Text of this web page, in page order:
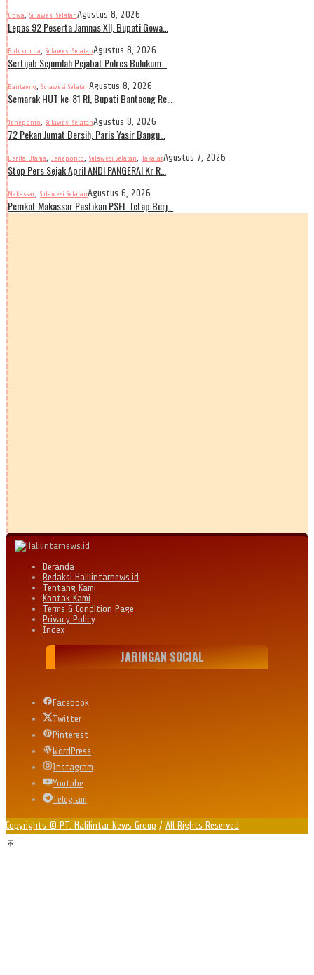
Gowa, Sulawesi SelatanAgustus 8, 2026
Lepas 92 Peserta Jamnas XII, Bupati Gowa…
Bulukumba, Sulawesi SelatanAgustus 8, 2026
Sertijab Sejumlah Pejabat Polres Bulukum…
Bantaeng, Sulawesi SelatanAgustus 8, 2026
Semarak HUT ke-81 RI, Bupati Bantaeng Re…
Jeneponto, Sulawesi SelatanAgustus 8, 2026
72 Pekan Jumat Bersih, Paris Yasir Bangu…
Berita Utama, Jeneponto, Sulawesi Selatan, TakalarAgustus 7, 2026
Stop Pers Sejak April ANDI PANGERAI Kr R…
Makassar, Sulawesi SelatanAgustus 6, 2026
Pemkot Makassar Pastikan PSEL Tetap Berj…
Beranda
Redaksi Halilintarnews.id
Tentang Kami
Kontak Kami
Terms & Condition Page
Privacy Policy
Index
JARINGAN SOCIAL
Facebook
Twitter
Pinterest
WordPress
Instagram
Youtube
Telegram
Copyrights © PT. Halilintar News Group / All Rights Reserved